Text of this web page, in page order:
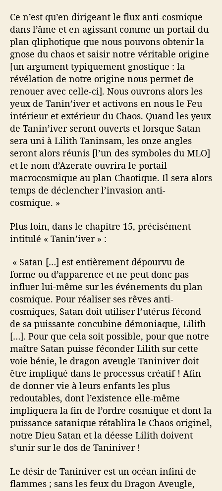
Ce n’est qu’en dirigeant le flux anti-cosmique
dans l’âme et en agissant comme un portail du
plan qliphotique que nous pouvons obtenir la
gnose du chaos et saisir notre véritable origine
[un argument typiquement gnostique : la
révélation de notre origine nous permet de
renouer avec celle-ci]. Nous ouvrons alors les
yeux de Tanin’iver et activons en nous le Feu
intérieur et extérieur du Chaos. Quand les yeux
de Tanin’iver seront ouverts et lorsque Satan
sera uni à Lilith Taninsam, les onze angles
seront alors réunis [l’un des symboles du MLO]
et le nom d’Azerate ouvrira le portail
macrocosmique au plan Chaotique. Il sera alors
temps de déclencher l’invasion anti-
cosmique. »
Plus loin, dans le chapitre 15, précisément
intitulé « Tanin’iver » :
« Satan […] est entièrement dépourvu de
forme ou d’apparence et ne peut donc pas
influer lui-même sur les événements du plan
cosmique. Pour réaliser ses rêves anti-
cosmiques, Satan doit utiliser l’utérus fécond
de sa puissante concubine démoniaque, Lilith
[…]. Pour que cela soit possible, pour que notre
maître Satan puisse féconder Lilith sur cette
voie bénie, le dragon aveugle Taniniver doit
être impliqué dans le processus créatif ! Afin
de donner vie à leurs enfants les plus
redoutables, dont l’existence elle-même
impliquera la fin de l’ordre cosmique et dont la
puissance satanique rétablira le Chaos originel,
notre Dieu Satan et la déesse Lilith doivent
s’unir sur le dos de Taniniver !
Le désir de Taniniver est un océan infini de
flammes ; sans les feux du Dragon Aveugle,